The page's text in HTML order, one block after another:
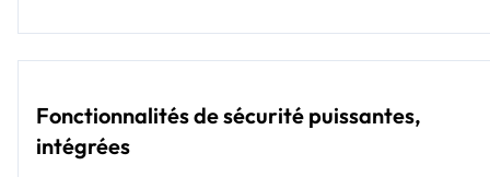
Fonctionnalités de sécurité puissantes,
intégrées